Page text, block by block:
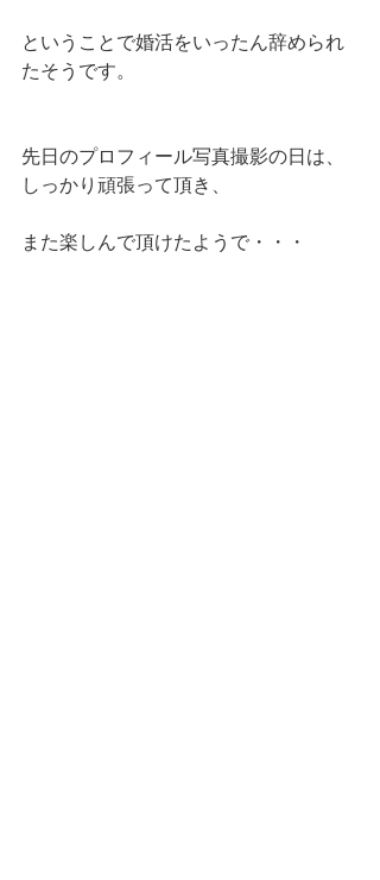
ということで婚活をいったん辞められ
たそうです。
先日のプロフィール写真撮影の日は、
しっかり頑張って頂き、
また楽しんで頂けたようで・・・